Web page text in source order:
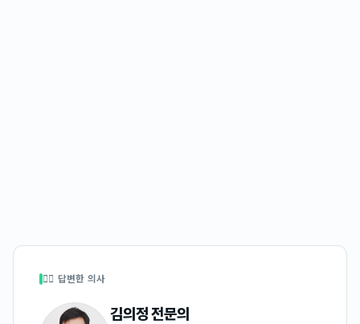
👩‍⚕️ 답변한 의사
김의정전문의